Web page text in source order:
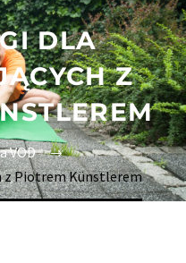
DLA
Z
VOD
z Piotrem Künstlerem